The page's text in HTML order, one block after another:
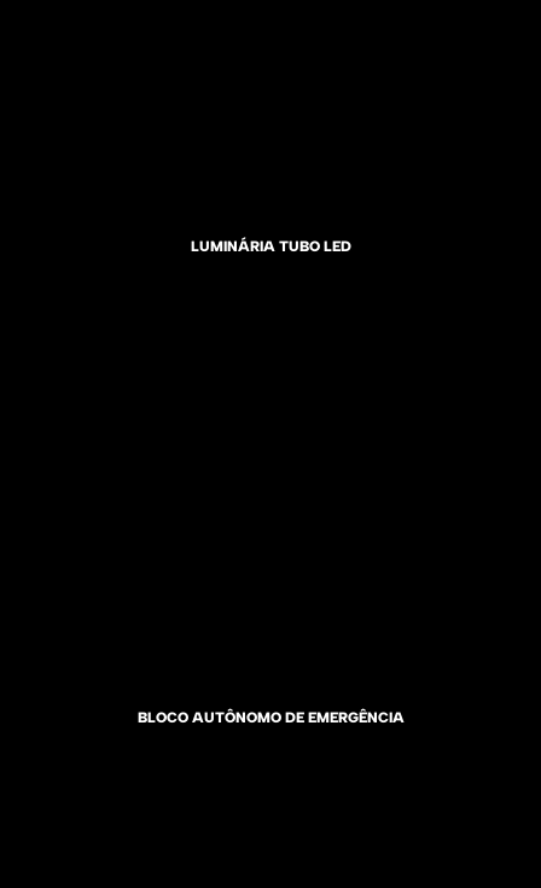
LUMINÁRIA TUBO LED
BLOCO AUTÔNOMO DE EMERGÊNCIA